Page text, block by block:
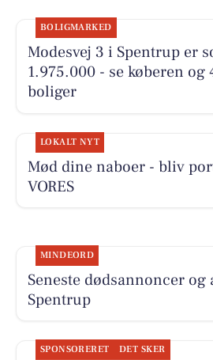
BOLIGMARKED
Modesvej 3 i Spentrup er
1.975.000 - se køberen og
boliger
LOKALT NYT
Mød dine naboer - bliv
VORES
MINDEORD
Seneste dødsannoncer og
Spentrup
SPONSORERET DET SKER